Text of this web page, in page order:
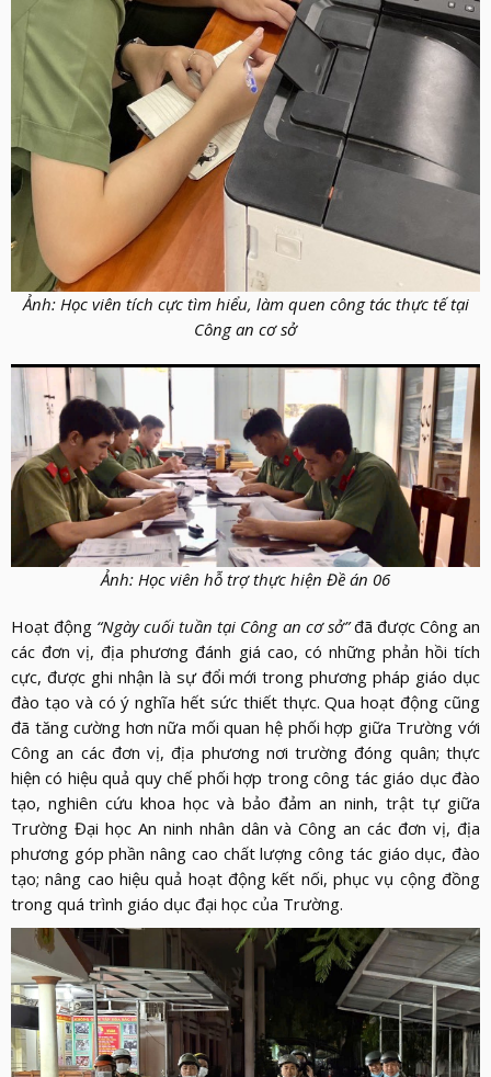
Ảnh: Học viên tích cực tìm hiểu, làm quen công tác thực tế tại
Công an cơ sở
Ảnh: Học viên hỗ trợ thực hiện Đề án 06
Hoạt động “Ngày cuối tuần tại Công an cơ sở”đã được Công an
các đơn vị, địa phương đánh giá cao, có những phản hồi tích
cực, được ghi nhận là sự đổi mới trong phương pháp giáo dục
đào tạo và có ý nghĩa hết sức thiết thực. Qua hoạt động cũng
đã tăng cường hơn nữa mối quan hệ phối hợp giữa Trường với
Công an các đơn vị, địa phương nơi trường đóng quân; thực
hiện có hiệu quả quy chế phối hợp trong công tác giáo dục đào
tạo, nghiên cứu khoa học và bảo đảm an ninh, trật tự giữa
Trường Đại học An ninh nhân dân và Công an các đơn vị, địa
phương góp phần nâng cao chất lượng công tác giáo dục, đào
tạo; nâng cao hiệu quả hoạt động kết nối, phục vụ cộng đồng
trong quá trình giáo dục đại học của Trường.